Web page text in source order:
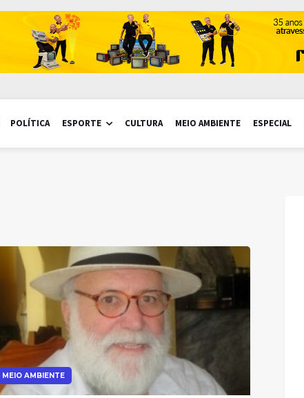
POLÍTICA ESPORTE CULTURA MEIO AMBIENTE ESPECIAL
MEIO AMBIENTE